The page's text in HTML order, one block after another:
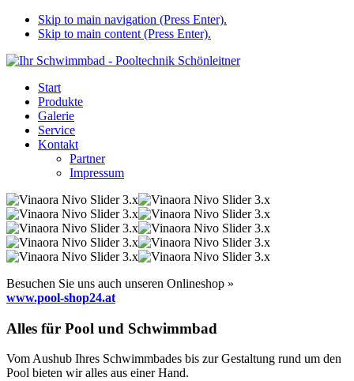
Skip to main navigation (Press Enter).
Skip to main content (Press Enter).
Start
Produkte
Galerie
Service
Kontakt
Partner
Impressum
Besuchen Sie uns auch unseren Onlineshop »
www.pool-shop24.at
Alles für Pool und Schwimmbad
Vom Aushub Ihres Schwimmbades bis zur Gestaltung rund um den
Pool bieten wir alles aus einer Hand.